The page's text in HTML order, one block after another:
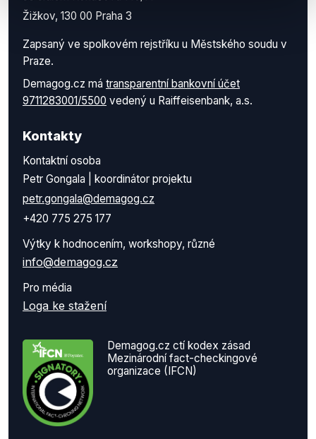
Žižkov, 130 00 Praha 3
Zapsaný ve spolkovém rejstříku u Městského soudu v
Praze.
Demagog.cz má transparentní bankovní účet
9711283001/5500 vedený u Raiffeisenbank, a.s.
Kontakty
Kontaktní osoba
Petr Gongala | koordinátor projektu
petr.gongala@demagog.cz
+420 775 275 177
Výtky k hodnocením, workshopy, různé
info@demagog.cz
Pro média
Loga ke stažení
Demagog.cz ctí kodex zásad
Mezinárodní fact-checkingové
organizace (IFCN)